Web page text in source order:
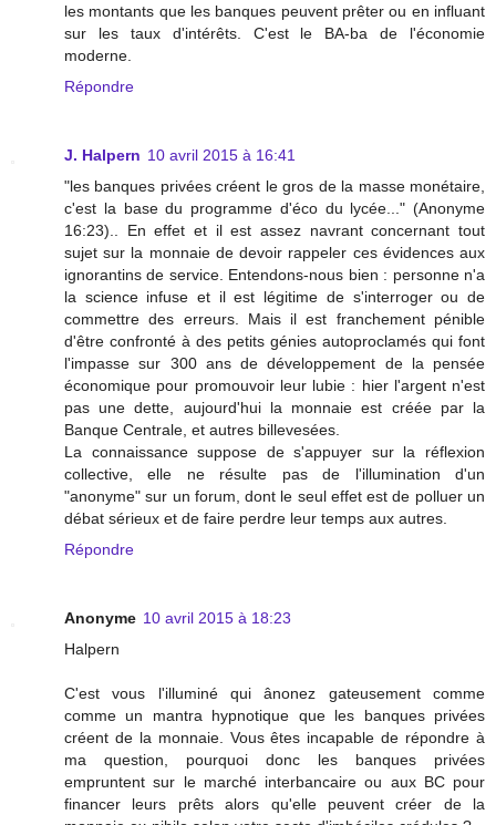
les montants que les banques peuvent prêter ou en influant
sur les taux d'intérêts. C'est le BA-ba de l'économie
moderne.
Répondre
J. Halpern 10 avril 2015 à 16:41
"les banques privées créent le gros de la masse monétaire,
c'est la base du programme d'éco du lycée..." (Anonyme
16:23).. En effet et il est assez navrant concernant tout
sujet sur la monnaie de devoir rappeler ces évidences aux
ignorantins de service. Entendons-nous bien : personne n'a
la science infuse et il est légitime de s'interroger ou de
commettre des erreurs. Mais il est franchement pénible
d'être confronté à des petits génies autoproclamés qui font
l'impasse sur 300 ans de développement de la pensée
économique pour promouvoir leur lubie : hier l'argent n'est
pas une dette, aujourd'hui la monnaie est créée par la
Banque Centrale, et autres billevesées.
La connaissance suppose de s'appuyer sur la réflexion
collective, elle ne résulte pas de l'illumination d'un
"anonyme" sur un forum, dont le seul effet est de polluer un
débat sérieux et de faire perdre leur temps aux autres.
Répondre
Anonyme 10 avril 2015 à 18:23
Halpern
C'est vous l'illuminé qui ânonez gateusement comme
comme un mantra hypnotique que les banques privées
créent de la monnaie. Vous êtes incapable de répondre à
ma question, pourquoi donc les banques privées
empruntent sur le marché interbancaire ou aux BC pour
financer leurs prêts alors qu'elle peuvent créer de la